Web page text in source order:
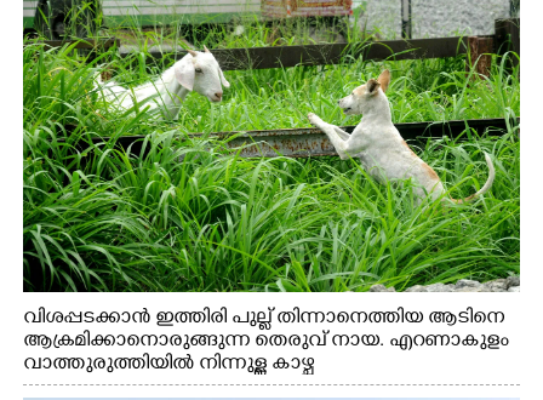
വിശപ്പടക്കാൻ ഇത്തിരി പുല്ല് തിന്നാനെത്തിയ ആടിനെ
ആക്രമിക്കാനൊരുങ്ങുന്ന തെരുവ് നായ. എറണാകുളം
വാത്തുരുത്തിയിൽ നിന്നുള്ള കാഴ്ച